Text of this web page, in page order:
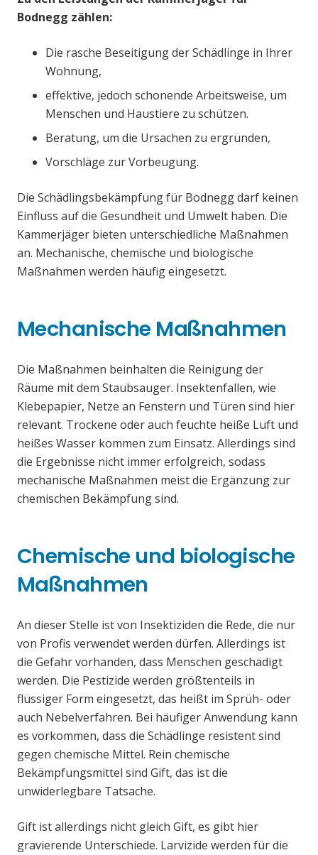
Bodnegg zählen:
Die rasche Beseitigung der Schädlinge in Ihrer
Wohnung,
effektive, jedoch schonende Arbeitsweise, um
Menschen und Haustiere zu schützen.
Beratung, um die Ursachen zu ergründen,
Vorschläge zur Vorbeugung.
Die Schädlingsbekämpfung für Bodnegg darf keinen
Einfluss auf die Gesundheit und Umwelt haben. Die
Kammerjäger bieten unterschiedliche Maßnahmen
an. Mechanische, chemische und biologische
Maßnahmen werden häufig eingesetzt.
Mechanische Maßnahmen
Die Maßnahmen beinhalten die Reinigung der
Räume mit dem Staubsauger. Insektenfallen, wie
Klebepapier, Netze an Fenstern und Türen sind hier
relevant. Trockene oder auch feuchte heiße Luft und
heißes Wasser kommen zum Einsatz. Allerdings sind
die Ergebnisse nicht immer erfolgreich, sodass
mechanische Maßnahmen meist die Ergänzung zur
chemischen Bekämpfung sind.
Chemische und biologische
Maßnahmen
An dieser Stelle ist von Insektiziden die Rede, die nur
von Profis verwendet werden dürfen. Allerdings ist
die Gefahr vorhanden, dass Menschen geschädigt
werden. Die Pestizide werden größtenteils in
flüssiger Form eingesetzt, das heißt im Sprüh- oder
auch Nebelverfahren. Bei häufiger Anwendung kann
es vorkommen, dass die Schädlinge resistent sind
gegen chemische Mittel. Rein chemische
Bekämpfungsmittel sind Gift, das ist die
unwiderlegbare Tatsache.
Gift ist allerdings nicht gleich Gift, es gibt hier
gravierende Unterschiede. Larvizide werden für die